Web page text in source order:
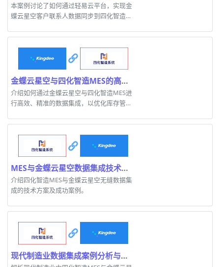
本案例讨论了如何通过轻易云平台，实现金
蝶云星空客户联系人数据同步到四化智造
金蝶云星空与四化智造MES的高效数据集成方案
介绍如何通过金蝶云星空与四化智造MES进
行高效、精准的数据集成，以优化库存管
MES与金蝶云星空数据集成技术案例解析
介绍四化智造MES与金蝶云星空无缝数据集
成的技术方案及成功案例。
现代制造业数据集成案例分析与应用